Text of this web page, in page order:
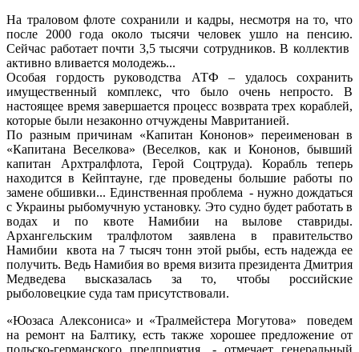
На траловом флоте сохранили и кадры, несмотря на то, что
после 2000 года около тысячи человек ушло на пенсию.
Сейчас работает почти 3,5 тысячи сотрудников. В коллектив
активно вливается молодежь...
Особая гордость руководства АТФ – удалось сохранить
имущественный комплекс, что было очень непросто. В
настоящее время завершается процесс возврата трех кораблей,
которые были незаконно отчуждены Мавританией.
По разным причинам «Капитан Кононов» переименован в
«Капитана Веселкова» (Веселков, как и Кононов, бывший
капитан Архтралфлота, Герой Соцтруда). Корабль теперь
находится в Кейптауне, где проведены большие работы по
замене обшивки... Единственная проблема - нужно дождаться
с Украины рыбомучную установку. Это судно будет работать в
водах и по квоте Намибии на вылове ставриды.
Архангельским тралфлотом заявлена в правительство
Намибии квота на 7 тысяч тонн этой рыбы, есть надежда ее
получить. Ведь Намибия во время визита президента Дмитрия
Медведева высказалась за то, чтобы российские
рыболовецкие суда там присутствовали.
«Юозаса Алексониса» и «Тралмейстера Могутова» поведем
на ремонт на Балтику, есть также хорошее предложение от
польско-германского предприятия, - отмечает генеральный